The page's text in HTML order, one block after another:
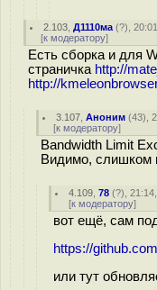
2.103 ,Д1110ма (?),
[к модератору]
Есть сборка и для
страничка http://
http://
3.107 ,Аноним (43),
[к модератору]
Bandwidth Limit
Видимо, слишком
4.109 ,78 (?),
[к модератору]
вот ещё, сам
https://
или тут